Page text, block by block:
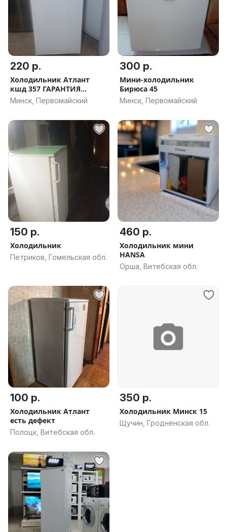
220 р.
Холодильник Атлант
кшд 357 ГАРАНТИЯ
ДОСТАВКА
Минск, Первомайский
300 р.
Мини-холодильник
Бирюса 45
Минск, Первомайский
150 р.
Холодильник
Петриков, Гомельская обл.
460 р.
Холодильник мини
HANSA
Орша, Витебская обл.
100 р.
Холодильник Атлант
есть дефект
Полоцк, Витебская обл.
350 р.
Холодильник Минск 15
Щучин, Гродненская обл.